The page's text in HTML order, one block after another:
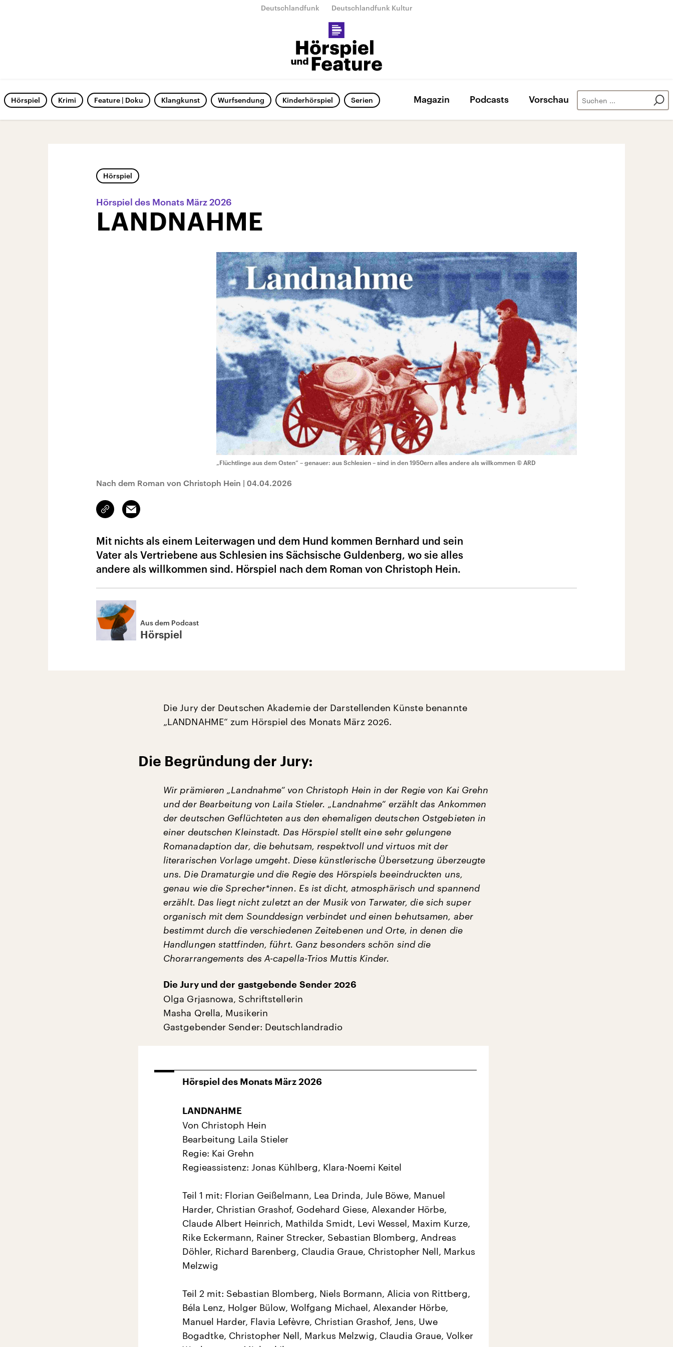
Deutschlandfunk Deutschlandfunk Kultur
Hörspiel Krimi Feature | Doku Klangkunst Wurfsendung Kinderhörspiel Serien Magazin Podcasts Vorschau
Hörspiel
Hörspiel des Monats März 2026
LANDNAHME
„Flüchtlinge aus dem Osten“ – genauer: aus Schlesien – sind in den 1950ern alles andere als willkommen © ARD
Nach dem Roman von Christoph Hein | 04.04.2026
Link
kopieren/teilen
Email
Mit nichts als einem Leiterwagen und dem Hund kommen Bernhard und sein
Vater als Vertriebene aus Schlesien ins Sächsische Guldenberg, wo sie alles
andere als willkommen sind. Hörspiel nach dem Roman von Christoph Hein.
Aus dem Podcast
Hörspiel
Die Jury der Deutschen Akademie der Darstellenden Künste benannte
„LANDNAHME“ zum Hörspiel des Monats März 2026.
Die Begründung der Jury:
Wir prämieren „Landnahme“ von Christoph Hein in der Regie von Kai Grehn
und der Bearbeitung von Laila Stieler. „Landnahme“ erzählt das Ankommen
der deutschen Geflüchteten aus den ehemaligen deutschen Ostgebieten in
einer deutschen Kleinstadt. Das Hörspiel stellt eine sehr gelungene
Romanadaption dar, die behutsam, respektvoll und virtuos mit der
literarischen Vorlage umgeht. Diese künstlerische Übersetzung überzeugte
uns. Die Dramaturgie und die Regie des Hörspiels beeindruckten uns,
genau wie die Sprecher*innen. Es ist dicht, atmosphärisch und spannend
erzählt. Das liegt nicht zuletzt an der Musik von Tarwater, die sich super
organisch mit dem Sounddesign verbindet und einen behutsamen, aber
bestimmt durch die verschiedenen Zeitebenen und Orte, in denen die
Handlungen stattfinden, führt. Ganz besonders schön sind die
Chorarrangements des A-capella-Trios Muttis Kinder.
Die Jury und der gastgebende Sender 2026
Olga Grjasnowa, Schriftstellerin
Masha Qrella, Musikerin
Gastgebender Sender: Deutschlandradio
Hörspiel des Monats März 2026
LANDNAHME
Von Christoph Hein
Bearbeitung Laila Stieler
Regie: Kai Grehn
Regieassistenz: Jonas Kühlberg, Klara-Noemi Keitel
Teil 1 mit: Florian Geißelmann, Lea Drinda, Jule Böwe, Manuel
Harder, Christian Grashof, Godehard Giese, Alexander Hörbe,
Claude Albert Heinrich, Mathilda Smidt, Levi Wessel, Maxim Kurze,
Rike Eckermann, Rainer Strecker, Sebastian Blomberg, Andreas
Döhler, Richard Barenberg, Claudia Graue, Christopher Nell, Markus
Melzwig
Teil 2 mit: Sebastian Blomberg, Niels Bormann, Alicia von Rittberg,
Béla Lenz, Holger Bülow, Wolfgang Michael, Alexander Hörbe,
Manuel Harder, Flavia Lefèvre, Christian Grashof, Jens, Uwe
Bogadtke, Christopher Nell, Markus Melzwig, Claudia Graue, Volker